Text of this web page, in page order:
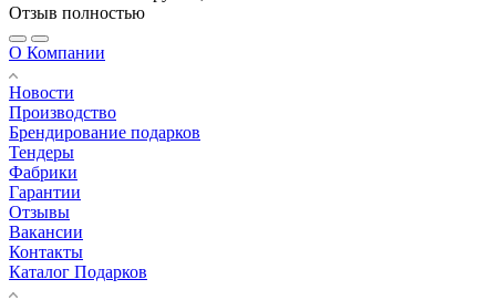
Отзыв полностью
О Компании
Новости
Производство
Брендирование подарков
Тендеры
Фабрики
Гарантии
Отзывы
Вакансии
Контакты
Каталог Подарков